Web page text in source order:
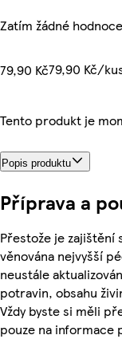
Zatím žádné
79,90 Kč79,90 Kč/
Tento produkt je
Popis produktu
Příprava a
Přestože je
věnována nejvyšší
neustále
potravin, obsahu
Vždy byste si měli
pouze na informace